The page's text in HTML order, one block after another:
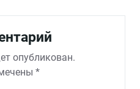
опубликован.
*